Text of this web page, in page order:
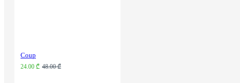
Coup
24.00 ₾ 48.00 ₾